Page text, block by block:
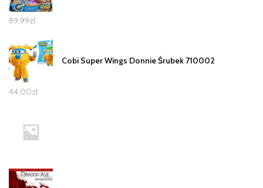
89,99zł
Cobi Super Wings Donnie Śrubek 710002
44,00zł